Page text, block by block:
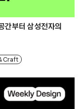
부터 삼성전자의
Craft